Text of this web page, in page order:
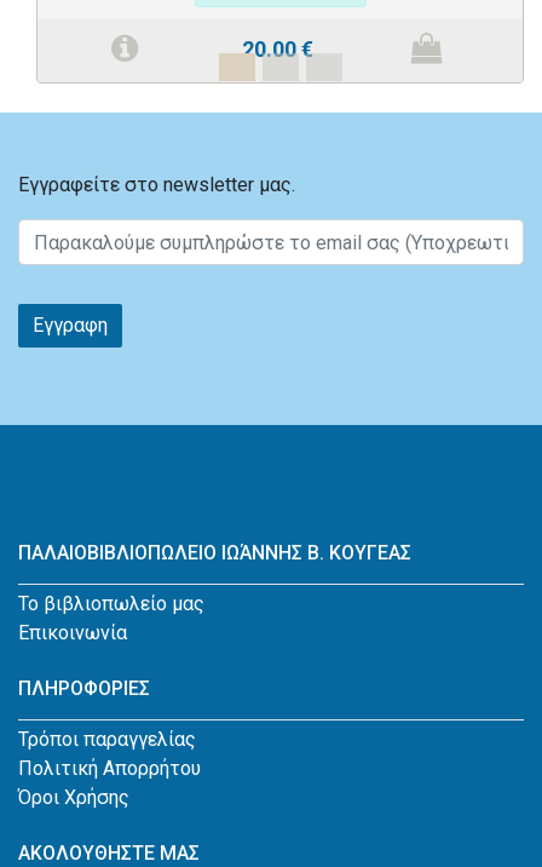
20.00€
Εγγραφείτε στο newsletter μας.
Εγγραφη
ΠΑΛΑΙΟΒΙΒΛΙΟΠΩΛΕΙΟ ΙΩΆΝΝΗΣ Β. ΚΟΥΓΕΑΣ
Το βιβλιοπωλείο μας
Επικοινωνία
ΠΛΗΡΟΦΟΡΙΕΣ
Τρόποι παραγγελίας
Πολιτική Απορρήτου
Όροι Χρήσης
ΑΚΟΛΟΥΘΗΣΤΕ ΜΑΣ